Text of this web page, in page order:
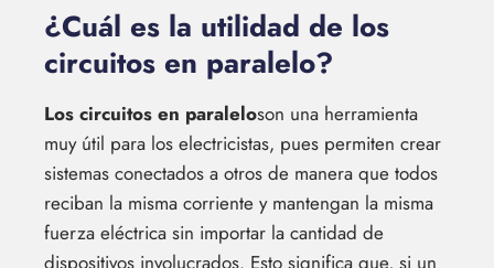
¿Cuál es la utilidad de los
circuitos en paralelo?
Los circuitos en paraleloson una herramienta
muy útil para los electricistas, pues permiten crear
sistemas conectados a otros de manera que todos
reciban la misma corriente y mantengan la misma
fuerza eléctrica sin importar la cantidad de